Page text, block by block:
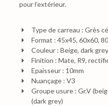
pour l’extérieur.
Type de carreau : Grès
Format : 45x45, 60x60,
Couleur : Beige, dark
Finition : Mate, R9,
Epaisseur : 10mm
Nuançage : V3
Groupe usure : Gr.V
(dark grey)